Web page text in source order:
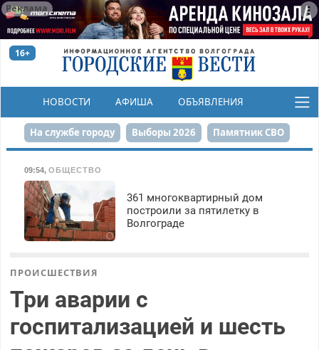
Реклама
16+
НОВОСТИ АФИША ОБЪЯВЛЕНИЯ
КОНКУРСЫ
На службе городу Выборы 2026 Памятник СВО
Набережная День Победы Реконструкция ЦПКиО
80-летие Победы Парк Героев-летчиков
09:54, ОБЩЕСТВО
361 многоквартирный дом
построили за пятилетку в
Волгограде
ПРОИСШЕСТВИЯ
Три аварии с
госпитализацией и шесть